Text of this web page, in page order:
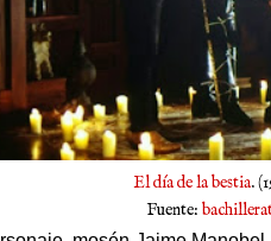
El día de la bestia.
Fuente: